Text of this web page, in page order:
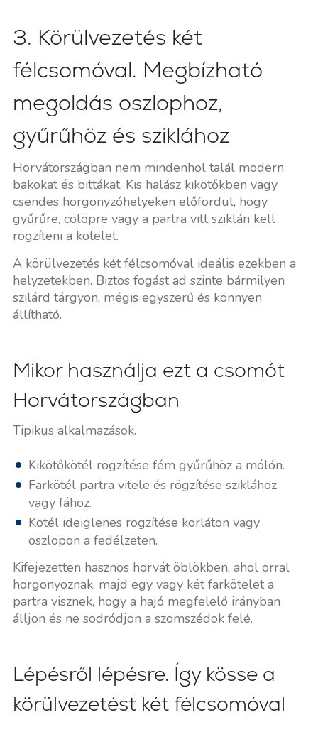
3. Körülvezetés két
félcsomóval. Megbízható
megoldás oszlophoz,
gyűrűhöz és sziklához
Horvátországban nem mindenhol talál modern
bakokat és bittákat. Kis halász kikötőkben vagy
csendes horgonyzóhelyeken előfordul, hogy
gyűrűre, cölöpre vagy a partra vitt sziklán kell
rögzíteni a kötelet.
A körülvezetés két félcsomóval ideális ezekben a
helyzetekben. Biztos fogást ad szinte bármilyen
szilárd tárgyon, mégis egyszerű és könnyen
állítható.
Mikor használja ezt a csomót
Horvátországban
Tipikus alkalmazások.
Kikötőkötél rögzítése fém gyűrűhöz a mólón.
Farkötél partra vitele és rögzítése sziklához
vagy fához.
Kötél ideiglenes rögzítése korláton vagy
oszlopon a fedélzeten.
Kifejezetten hasznos horvát öblökben, ahol orral
horgonyoznak, majd egy vagy két farkötelet a
partra visznek, hogy a hajó megfelelő irányban
álljon és ne sodródjon a szomszédok felé.
Lépésről lépésre. Így kösse a
körülvezetést két félcsomóval